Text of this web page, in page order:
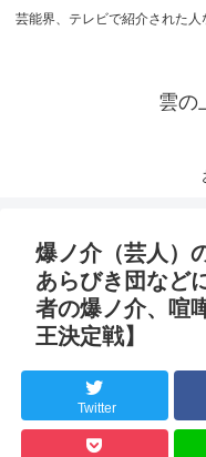
芸能界、テレビで紹介された
雲の
爆ノ介（芸人）
あらびき団など
者の爆ノ介、喧
王決定戦】
Twitter